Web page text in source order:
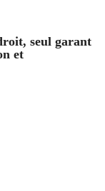
seul garant
et